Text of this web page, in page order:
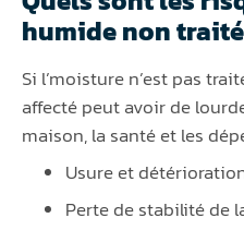
humide non
Si l’moisture n’est pas
affecté peut avoir de
maison, la santé et les
Usure et
Perte de stabilité de